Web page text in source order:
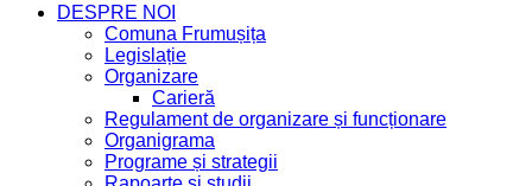
DESPRE NOI
Comuna Frumușița
Legislație
Organizare
Carieră
Regulament de organizare și funcționare
Organigrama
Programe și strategii